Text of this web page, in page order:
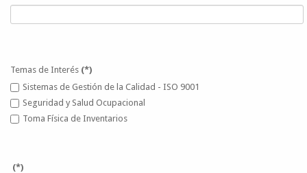
Temas de Interés (*)
Sistemas de Gestión de la Calidad - ISO 9001
Seguridad y Salud Ocupacional
Toma Física de Inventarios
(*)